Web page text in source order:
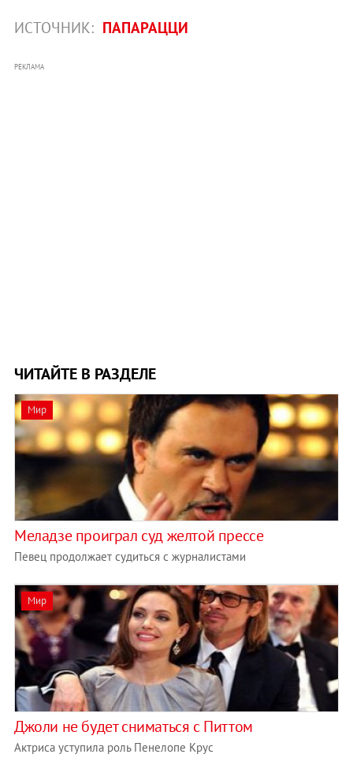
ИСТОЧНИК: ПАПАРАЦЦИ
РЕКЛАМА
ЧИТАЙТЕ В РАЗДЕЛЕ
Мир
Меладзе проиграл суд желтой прессе
Певец продолжает судиться с журналистами
Мир
Джоли не будет сниматься с Питтом
Актриса уступила роль Пенелопе Крус